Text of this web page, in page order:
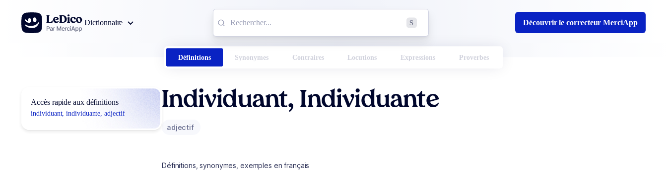
Aller au contenu
Dictionnaire
S Découvrir le correcteur MerciApp
Définitions Synonymes Contraires Locutions Expressions Proverbes
Accès rapide aux définitions
individuant, individuante, adjectif
Individuant, Individuante
adjectif
Définitions, synonymes, exemples en français